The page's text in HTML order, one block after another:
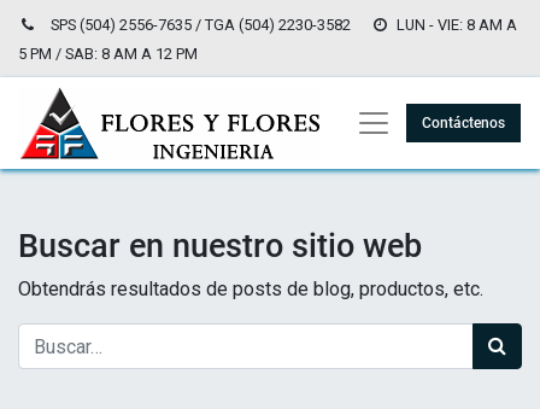
SPS (504) 2556-7635 / TGA (504) 2230-3582
LUN - VIE: 8 AM A
5 PM / SAB: 8 AM A 12 PM
Contáctenos
Buscar en nuestro sitio web
Obtendrás resultados de posts de blog, productos, etc.